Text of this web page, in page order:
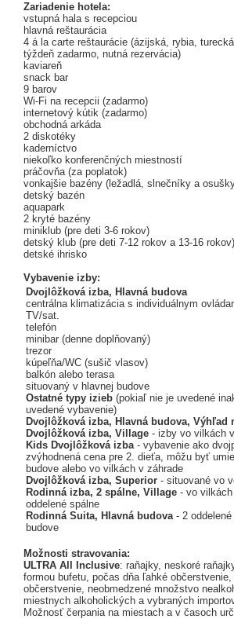
Zariadenie hotela:
vstupná hala s recepciou
hlavná reštaurácia
4 á la carte reštaurácie (ázijská, rybia,
týždeň zadarmo, nutná rezervácia)
kaviareň
snack bar
9 barov
Wi-Fi na recepcii (zadarmo)
internetový kútik (zadarmo)
obchodná arkáda
2 diskotéky
kaderníctvo
niekoľko konferenčných miestností
práčovňa (za poplatok)
vonkajšie bazény (ležadlá, slnečníky a
detský bazén
aquapark
2 kryté bazény
miniklub (pre deti 3-6 rokov)
detský klub (pre deti 7-12 rokov a 13-16 rokov)
detské ihrisko
Vybavenie izby:
Dvojlôžková izba, Hlavná budova
centrálna klimatizácia s individuálnym
TV/sat.
telefón
minibar (denne doplňovaný)
trezor
kúpeľňa/WC (sušič vlasov)
balkón alebo terasa
situovaný v hlavnej budove
Ostatné typy izieb (pokiaľ nie je uvedené
uvedené vybavenie)
Dvojlôžková izba, Hlavná budova, Výhľad
Dvojlôžková izba, Village - izby vo vilkách
Kids Dvojlôžková izba- vybavenie ako
zvýhodnená cena pre 2. dieťa, môžu byť
budove alebo vo vilkách v záhrade
Dvojlôžková izba, Superior - situované vo
Rodinná izba, 2 spálne, Village - vo
oddelené spálne
Rodinná Suita, Hlavná budova- 2 oddelené
budove
Možnosti stravovania:
ULTRA All Inclusive: raňajky, neskoré
formou bufetu, počas dňa ľahké občerstvenie,
občerstvenie, neobmedzené množstvo
miestnych alkoholických a vybraných
Možnosť čerpania na miestach a v časoch